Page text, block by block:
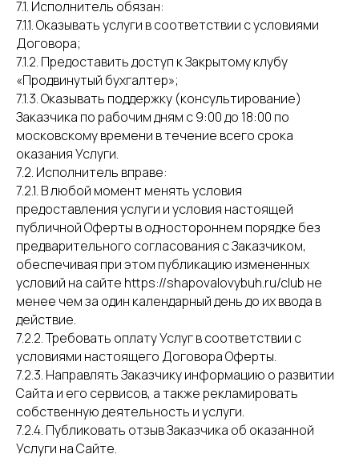
7.1. Исполнитель обязан:
7.1.1. Оказывать услуги в соответствии с условиями
Договора;
7.1.2. Предоставить доступ к Закрытому клубу
«Продвинутый бухгалтер»;
7.1.3. Оказывать поддержку (консультирование)
Заказчика по рабочим дням с 9:00 до 18:00 по
московскому времени в течение всего срока
оказания Услуги.
7.2. Исполнитель вправе:
7.2.1. В любой момент менять условия
предоставления услуги и условия настоящей
публичной Оферты в одностороннем порядке без
предварительного согласования с Заказчиком,
обеспечивая при этом публикацию измененных
условий на сайте https://shapovalovybuh.ru/club не
менее чем за один календарный день до их ввода в
действие.
7.2.2. Требовать оплату Услуг в соответствии с
условиями настоящего Договора Оферты.
7.2.3. Направлять Заказчику информацию о развитии
Сайта и его сервисов, а также рекламировать
собственную деятельность и услуги.
7.2.4. Публиковать отзыв Заказчика об оказанной
Услуги на Сайте.